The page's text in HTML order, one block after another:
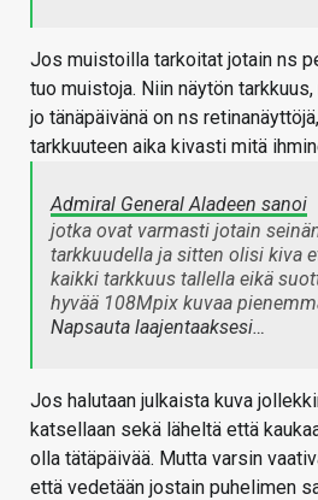
Jos muistoilla tarkoitat jotain ns
tuo muistoja. Niin näytön
jo tänäpäivänä on ns
tarkkuuteen aika kivasti mitä
Admiral General Aladeen sanoi
jotka ovat varmasti jotain
tarkkuudella ja sitten olisi kiva
kaikki tarkkuus tallella eikä
hyvää 108Mpix kuvaa
Napsauta laajentaaksesi…
Jos halutaan julkaista kuva
katsellaan sekä läheltä että
olla tätäpäivää. Mutta varsin
että vedetään jostain puhelimen